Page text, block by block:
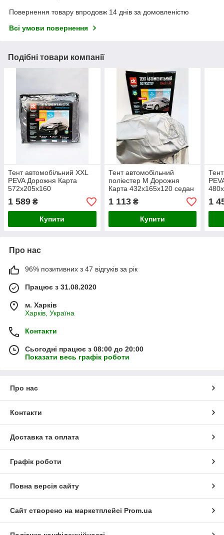
Повернення товару впродовж 14 днів за домовленістю
Всі умови повернення
Подібні товари компанії
Тент автомобільний XXL
PEVA Дорожня Карта
572x205x160
позашляховик
1 589 ₴
Купити
Тент автомобільний
поліестер М Дорожня
Карта 432х165х120 седан
1 113₴
Купити
1
Про нас
96% позитивних з 47 відгуків за рік
Працює з 31.08.2020
м. Харків
Харків, Україна
Контакти
Сьогодні працює з 08:00 до 20:00
Показати весь графік роботи
Про нас
Контакти
Доставка та оплата
Графік роботи
Повна версія сайту
Сайт створено на маркетплейсі Prom.ua